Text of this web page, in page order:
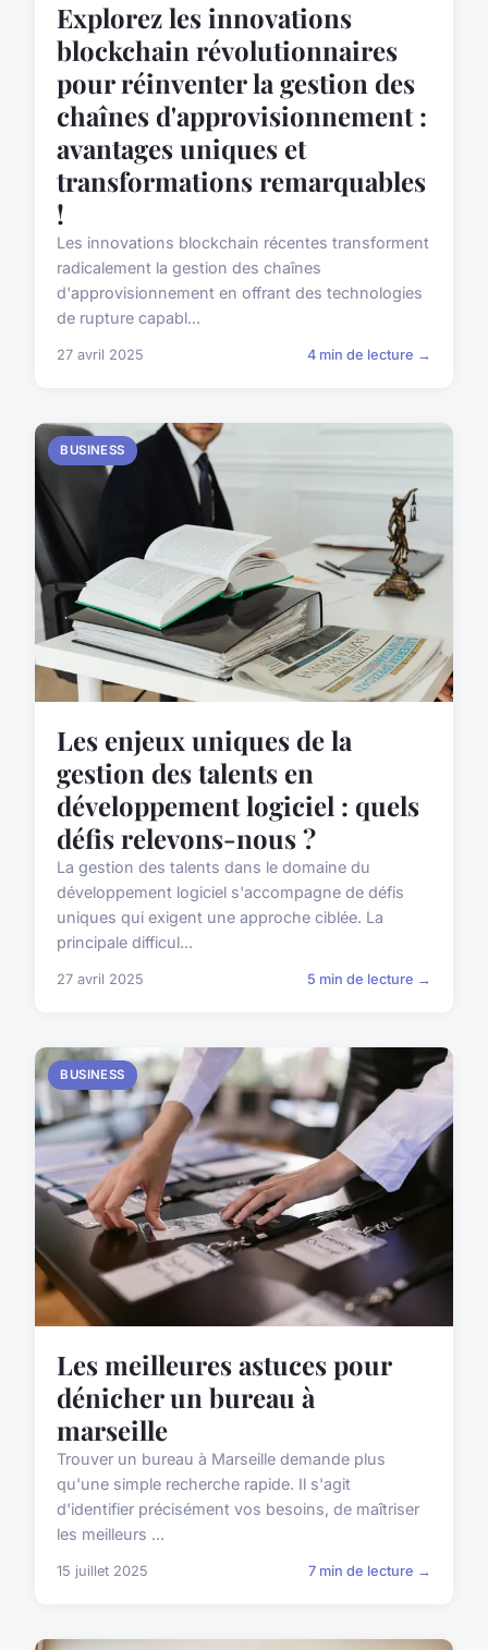
Explorez les innovations
blockchain révolutionnaires
pour réinventer la gestion des
chaînes d'approvisionnement :
avantages uniques et
transformations remarquables
!
Les innovations blockchain récentes transforment
radicalement la gestion des chaînes
d'approvisionnement en offrant des technologies
de rupture capabl...
27 avril 2025 4 min de lecture →
BUSINESS
Les enjeux uniques de la
gestion des talents en
développement logiciel : quels
défis relevons-nous ?
La gestion des talents dans le domaine du
développement logiciel s'accompagne de défis
uniques qui exigent une approche ciblée. La
principale difficul...
27 avril 2025 5 min de lecture →
BUSINESS
Les meilleures astuces pour
dénicher un bureau à
marseille
Trouver un bureau à Marseille demande plus
qu'une simple recherche rapide. Il s'agit
d'identifier précisément vos besoins, de maîtriser
les meilleurs ...
15 juillet 2025 7 min de lecture →